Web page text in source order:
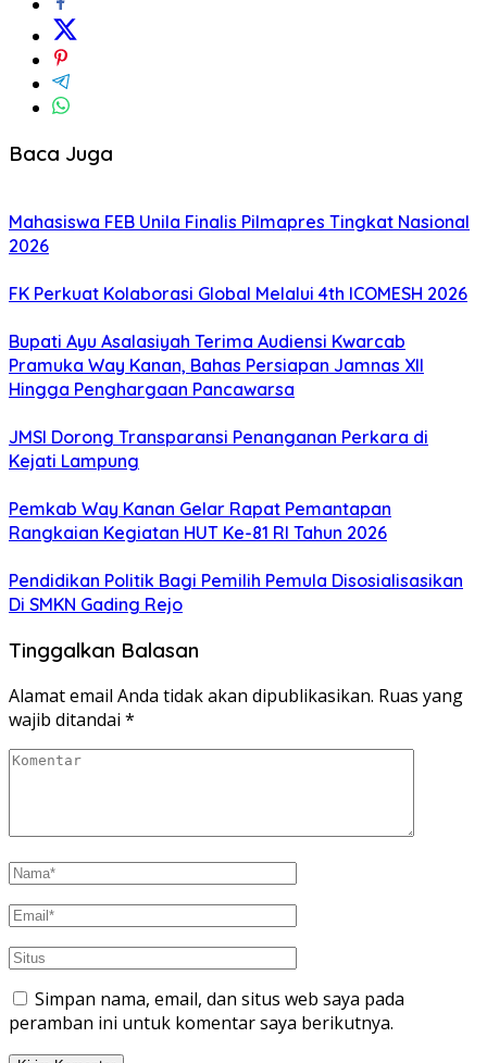
Baca Juga
Mahasiswa FEB Unila Finalis Pilmapres Tingkat Nasional
2026
FK Perkuat Kolaborasi Global Melalui 4th ICOMESH 2026
Bupati Ayu Asalasiyah Terima Audiensi Kwarcab
Pramuka Way Kanan, Bahas Persiapan Jamnas XII
Hingga Penghargaan Pancawarsa
JMSI Dorong Transparansi Penanganan Perkara di
Kejati Lampung
Pemkab Way Kanan Gelar Rapat Pemantapan
Rangkaian Kegiatan HUT Ke-81 RI Tahun 2026
Pendidikan Politik Bagi Pemilih Pemula Disosialisasikan
Di SMKN Gading Rejo
Tinggalkan Balasan
Alamat email Anda tidak akan dipublikasikan. Ruas yang
wajib ditandai *
Simpan nama, email, dan situs web saya pada
peramban ini untuk komentar saya berikutnya.